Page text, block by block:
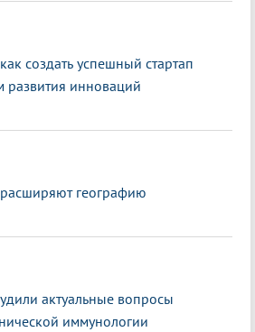
создать успешный стартап
развития инноваций
географию
актуальные вопросы
иммунологии